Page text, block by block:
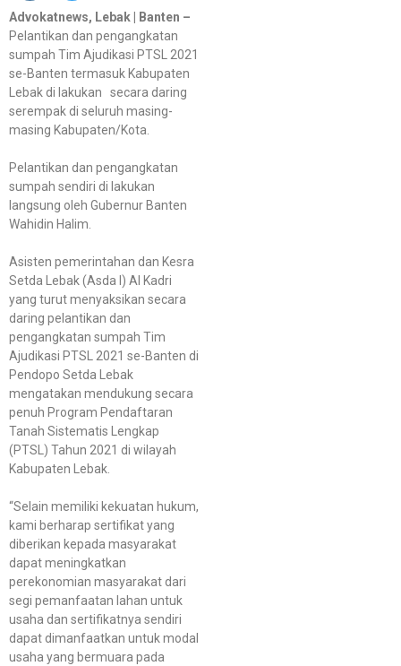
Advokatnews, Lebak | Banten –
Pelantikan dan pengangkatan
sumpah Tim Ajudikasi PTSL 2021
se-Banten termasuk Kabupaten
Lebak di lakukan secara daring
serempak di seluruh masing-
masing Kabupaten/Kota.
Pelantikan dan pengangkatan
sumpah sendiri di lakukan
langsung oleh Gubernur Banten
Wahidin Halim.
Asisten pemerintahan dan Kesra
Setda Lebak (Asda I) Al Kadri
yang turut menyaksikan secara
daring pelantikan dan
pengangkatan sumpah Tim
Ajudikasi PTSL 2021 se-Banten di
Pendopo Setda Lebak
mengatakan mendukung secara
penuh Program Pendaftaran
Tanah Sistematis Lengkap
(PTSL) Tahun 2021 di wilayah
Kabupaten Lebak.
“Selain memiliki kekuatan hukum,
kami berharap sertifikat yang
diberikan kepada masyarakat
dapat meningkatkan
perekonomian masyarakat dari
segi pemanfaatan lahan untuk
usaha dan sertifikatnya sendiri
dapat dimanfaatkan untuk modal
usaha yang bermuara pada